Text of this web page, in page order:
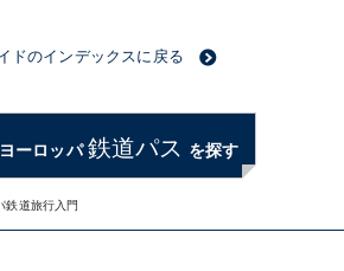
ドのインデックスに戻る
ヨーロッパ 鉄道パス を探す
鉄道旅行入門